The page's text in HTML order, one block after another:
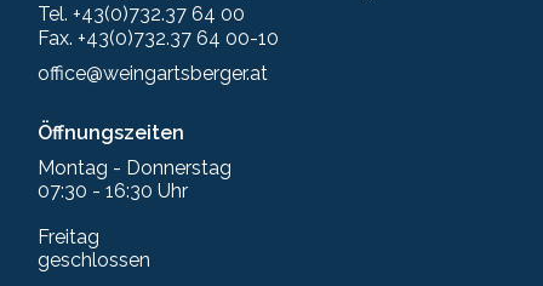
Tel. +43(0)732.37 64 00
Fax. +43(0)732.37 64 00-10
office@weingartsberger.at
Öffnungszeiten
Montag - Donnerstag
07:30 - 16:30 Uhr
Freitag
geschlossen